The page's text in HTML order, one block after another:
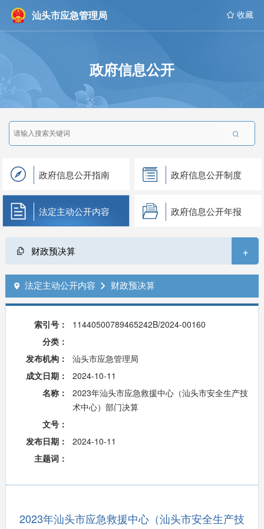
汕头市应急管理局  收藏
政府信息公开

政府信息公开指南 政府信息公开制度
法定主动公开内容 政府信息公开年报
财政预决算 +
 法定主动公开内容  财政预决算
索引号：
11440500789465242B/2024-00160
分类：
发布机构：
汕头市应急管理局
成文日期：
2024-10-11
名称：
2023年汕头市应急救援中心（汕头市安全生产技
术中心）部门决算
文号：
发布日期：
2024-10-11
主题词：
2023年汕头市应急救援中心（汕头市安全生产技